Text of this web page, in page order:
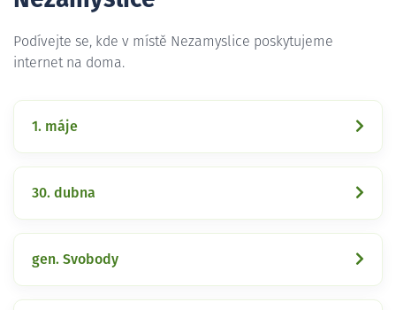
Podívejte se, kde v místě Nezamyslice poskytujeme
internet na doma.
1. máje
30. dubna
gen. Svobody